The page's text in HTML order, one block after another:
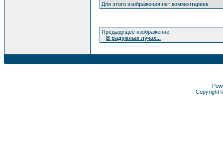
Для этого изображения нет комментариев
Предыдущее изображение:
В радужных лучах...
Copyright